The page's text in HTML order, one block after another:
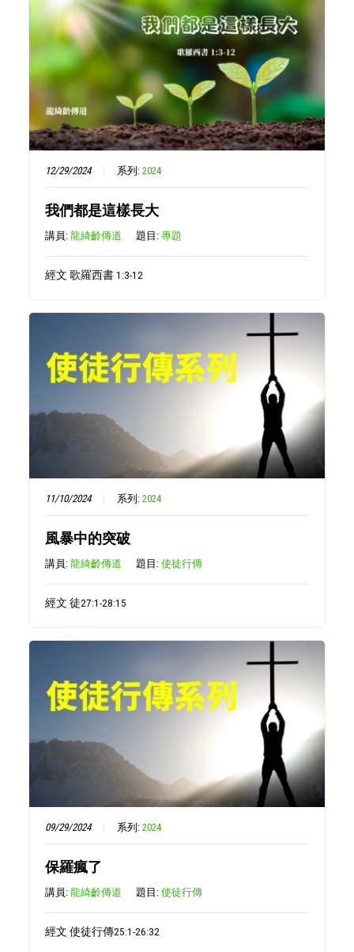
12/29/2024 系列:2024
我們都是這樣長大
講員:龍綺齡傳道 題目:專題
經文 歌羅西書 1:3-12
11/10/2024 系列:2024
風暴中的突破
講員:龍綺齡傳道 題目:使徒行傳
經文 徒27:1-28:15
09/29/2024 系列:2024
保羅瘋了
講員:龍綺齡傳道 題目:使徒行傳
經文 使徒行傳25:1-26:32